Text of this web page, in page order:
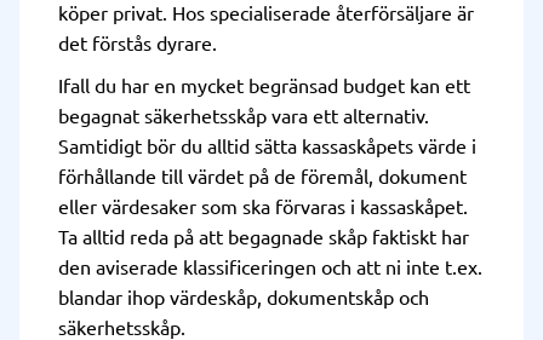
köper privat. Hos specialiserade återförsäljare är
det förstås dyrare.
Ifall du har en mycket begränsad budget kan ett
begagnat säkerhetsskåp vara ett alternativ.
Samtidigt bör du alltid sätta kassaskåpets värde i
förhållande till värdet på de föremål, dokument
eller värdesaker som ska förvaras i kassaskåpet.
Ta alltid reda på att begagnade skåp faktiskt har
den aviserade klassificeringen och att ni inte t.ex.
blandar ihop värdeskåp, dokumentskåp och
säkerhetsskåp.